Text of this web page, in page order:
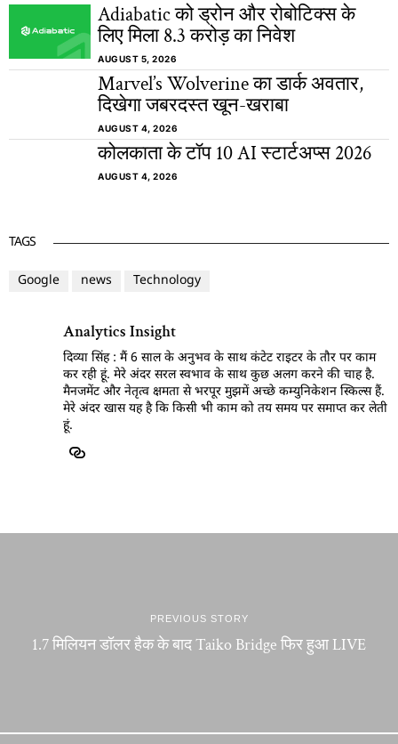
Adiabatic को ड्रोन और रोबोटिक्स के
लिए मिला 8.3 करोड़ का निवेश
AUGUST 5, 2026
Marvel’s Wolverine का डार्क अवतार,
दिखेगा जबरदस्त खून-खराबा
AUGUST 4, 2026
कोलकाता के टॉप 10 AI स्टार्टअप्स 2026
AUGUST 4, 2026
TAGS
Google news Technology
Analytics Insight
दिव्या सिंह : मैं 6 साल के अनुभव के साथ कंटेट राइटर के तौर पर काम
कर रही हूं. मेरे अंदर सरल स्वभाव के साथ कुछ अलग करने की चाह है.
मैनजमेंट और नेतृत्व क्षमता से भरपूर मुझमें अच्छे कम्युनिकेशन स्किल्स हैं.
मेरे अंदर खास यह है कि किसी भी काम को तय समय पर समाप्त कर लेती
हूं.
PREVIOUS STORY
1.7 मिलियन डॉलर हैक के बाद Taiko Bridge फिर हुआ LIVE